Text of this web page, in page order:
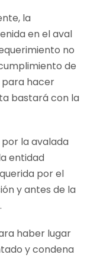
la
en el aval
no
de
para hacer
bastará con la
por la avalada
entidad
por el
y antes de la
haber lugar
y condena